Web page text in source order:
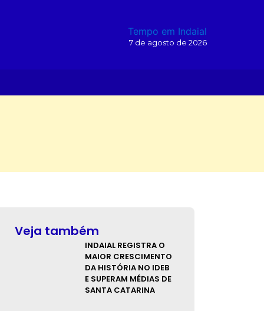
Tempo em Indaial
7 de agosto de 2026
Veja também
INDAIAL REGISTRA O
MAIOR CRESCIMENTO
DA HISTÓRIA NO IDEB
E SUPERAM MÉDIAS DE
SANTA CATARINA